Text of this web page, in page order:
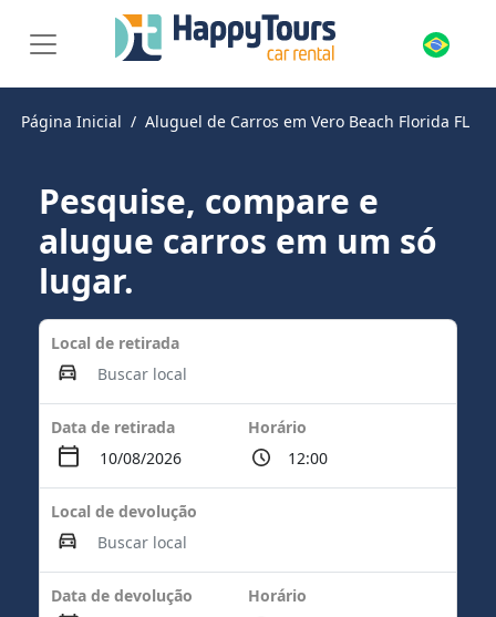
Página Inicial Aluguel de Carros em Vero Beach Florida FL
Pesquise, compare e
alugue carros em um só
lugar.
Local de retirada
Data de retirada Horário
Local de devolução
Data de devolução Horário